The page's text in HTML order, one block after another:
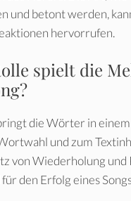
und betont werden,
hervorrufen.
spielt die
die Wörter in einem
und zum
von Wiederholung und
den Erfolg eines